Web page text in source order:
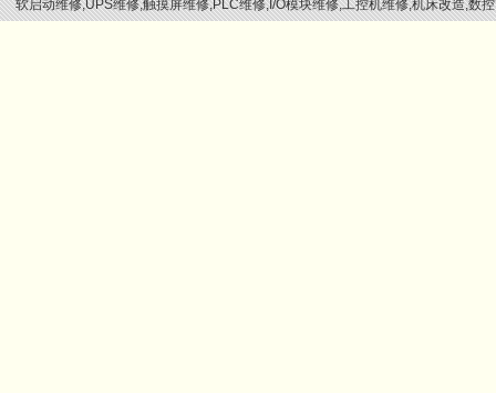
软启动维修,UPS维修,触摸屏维修,PLC维修,I/O模块维修,工控机维修,机床改造,数